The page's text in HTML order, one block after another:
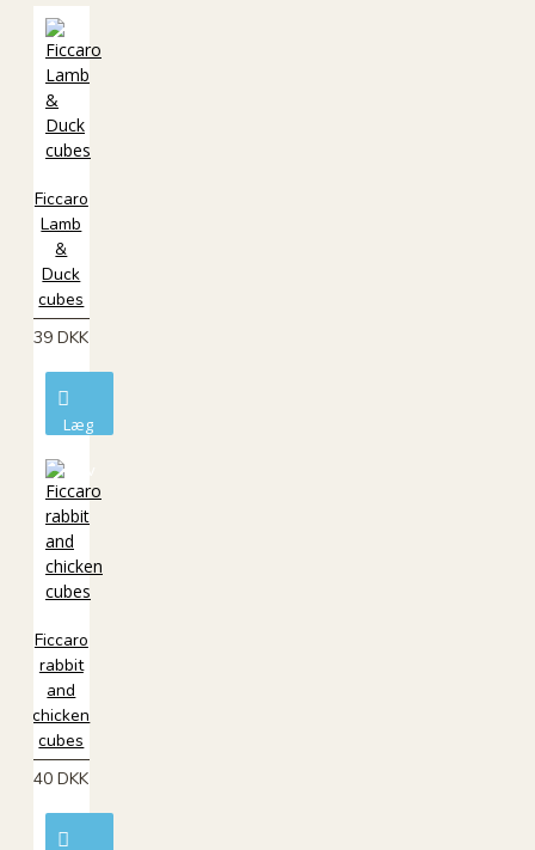
Ficcaro
Lamb
&
Duck
cubes
39 DKK
Læg
kurv
Ficcaro
rabbit
and
chicken
cubes
40 DKK